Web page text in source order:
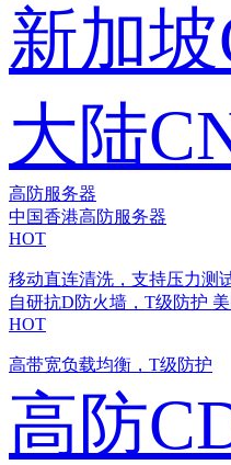
新加
大陆
高防服务器
中国香港高防服务器
HOT
移动直连清洗，支持压力测
自研抗D防火墙，T级防护
HOT
高带宽负载均衡，T级防护
高防